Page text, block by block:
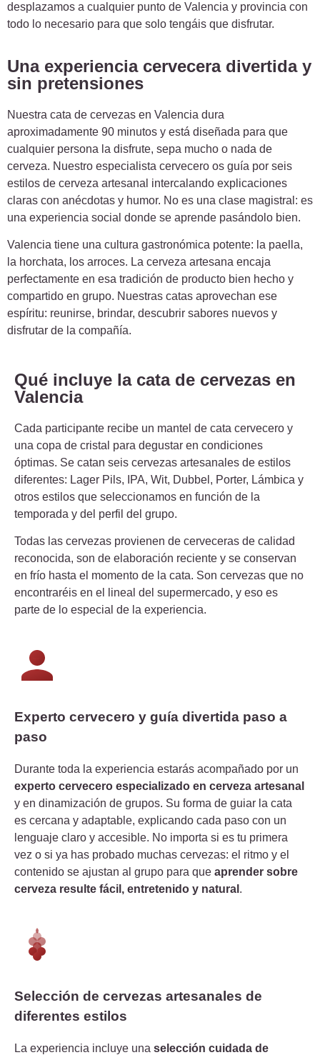
desplazamos a cualquier punto de Valencia y provincia con
todo lo necesario para que solo tengáis que disfrutar.
Una experiencia cervecera divertida y
sin pretensiones
Nuestra cata de cervezas en Valencia dura
aproximadamente 90 minutos y está diseñada para que
cualquier persona la disfrute, sepa mucho o nada de
cerveza. Nuestro especialista cervecero os guía por seis
estilos de cerveza artesanal intercalando explicaciones
claras con anécdotas y humor. No es una clase magistral: es
una experiencia social donde se aprende pasándolo bien.
Valencia tiene una cultura gastronómica potente: la paella,
la horchata, los arroces. La cerveza artesana encaja
perfectamente en esa tradición de producto bien hecho y
compartido en grupo. Nuestras catas aprovechan ese
espíritu: reunirse, brindar, descubrir sabores nuevos y
disfrutar de la compañía.
Qué incluye la cata de cervezas en
Valencia
Cada participante recibe un mantel de cata cervecero y
una copa de cristal para degustar en condiciones
óptimas. Se catan seis cervezas artesanales de estilos
diferentes: Lager Pils, IPA, Wit, Dubbel, Porter, Lámbica y
otros estilos que seleccionamos en función de la
temporada y del perfil del grupo.
Todas las cervezas provienen de cerveceras de calidad
reconocida, son de elaboración reciente y se conservan
en frío hasta el momento de la cata. Son cervezas que no
encontraréis en el lineal del supermercado, y eso es
parte de lo especial de la experiencia.
Experto cervecero y guía divertida paso a
paso
Durante toda la experiencia estarás acompañado por un
experto cervecero especializado en cerveza artesanal
y en dinamización de grupos. Su forma de guiar la cata
es cercana y adaptable, explicando cada paso con un
lenguaje claro y accesible. No importa si es tu primera
vez o si ya has probado muchas cervezas: el ritmo y el
contenido se ajustan al grupo para que aprender sobre
cerveza resulte fácil, entretenido y natural .
Selección de cervezas artesanales de
diferentes estilos
La experiencia incluye una selección cuidada de